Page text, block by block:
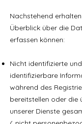
Nachstehend erhalten
Überblick über die
erfassen können:
Nicht identifizierte
identifizierbare
während des
bereitstellen oder die
unserer Dienste